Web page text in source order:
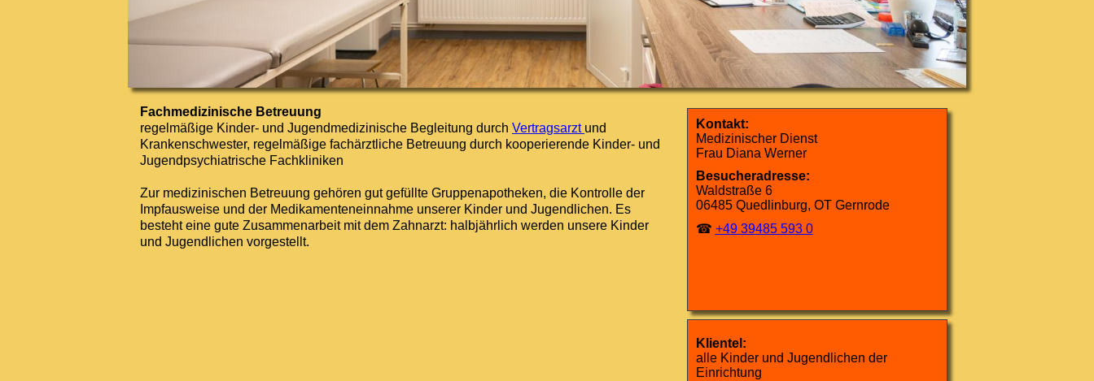
Fachmedizinische Betreuung
regelmäßige Kinder- und Jugendmedizinische Begleitung durch Vertragsarzt und
Krankenschwester, regelmäßige fachärztliche Betreuung durch kooperierende Kinder- und
Jugendpsychiatrische Fachkliniken
Zur medizinischen Betreuung gehören gut gefüllte Gruppenapotheken, die Kontrolle der
Impfausweise und der Medikamenteneinnahme unserer Kinder und Jugendlichen. Es
besteht eine gute Zusammenarbeit mit dem Zahnarzt: halbjährlich werden unsere Kinder
und Jugendlichen vorgestellt.
Kontakt:
Medizinischer Dienst
Frau Diana Werner
Besucheradresse:
Waldstraße 6
06485 Quedlinburg, OT Gernrode
☎ +49 39485 593 0
Klientel:
alle Kinder und Jugendlichen der
Einrichtung